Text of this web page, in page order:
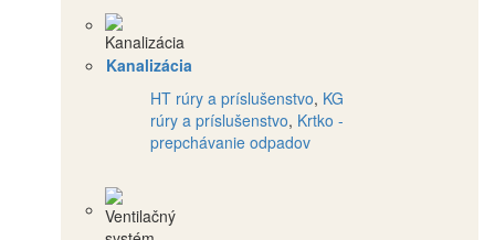
Kanalizácia
HT rúry a príslušenstvo, KG
rúry a príslušenstvo, Krtko -
prepchávanie odpadov